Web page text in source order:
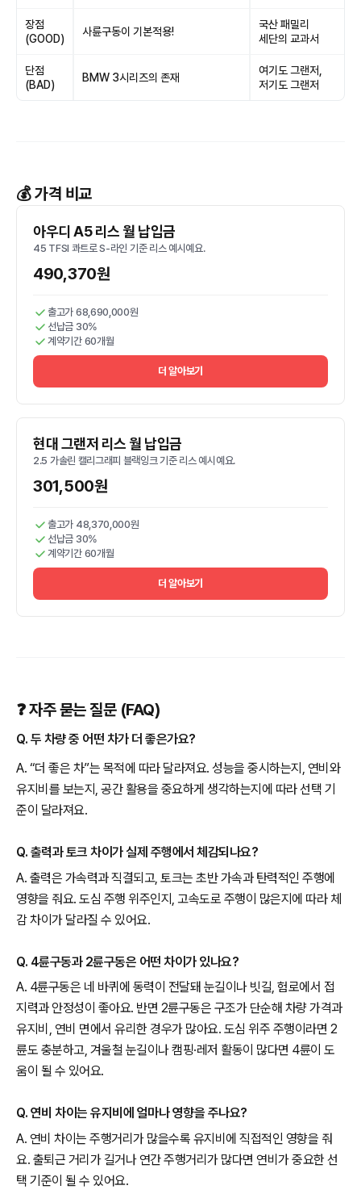
장점
(GOOD)
사륜구동이 기본적용!
국산 패밀리
세단의 교과서
단점
(BAD)
BMW 3시리즈의 존재
여기도 그랜저,
저기도 그랜저
💰 가격 비교
아우디 A5 리스 월 납입금
45 TFSI 콰트로 S-라인 기준 리스 예시예요.
490,370원
출고가 68,690,000원
선납금 30%
계약기간 60개월
더 알아보기
현대 그랜저 리스 월 납입금
2.5 가솔린 캘리그래피 블랙잉크 기준 리스 예시예요.
301,500원
출고가 48,370,000원
선납금 30%
계약기간 60개월
더 알아보기
❓ 자주 묻는 질문 (FAQ)
Q. 두 차량 중 어떤 차가 더 좋은가요?
A. “더 좋은 차”는 목적에 따라 달라져요. 성능을 중시하는지, 연비와
유지비를 보는지, 공간 활용을 중요하게 생각하는지에 따라 선택 기
준이 달라져요.
Q. 출력과 토크 차이가 실제 주행에서 체감되나요?
A. 출력은 가속력과 직결되고, 토크는 초반 가속과 탄력적인 주행에
영향을 줘요. 도심 주행 위주인지, 고속도로 주행이 많은지에 따라 체
감 차이가 달라질 수 있어요.
Q. 4륜구동과 2륜구동은 어떤 차이가 있나요?
A. 4륜구동은 네 바퀴에 동력이 전달돼 눈길이나 빗길, 험로에서 접
지력과 안정성이 좋아요. 반면 2륜구동은 구조가 단순해 차량 가격과
유지비, 연비 면에서 유리한 경우가 많아요. 도심 위주 주행이라면 2
륜도 충분하고, 겨울철 눈길이나 캠핑·레저 활동이 많다면 4륜이 도
움이 될 수 있어요.
Q. 연비 차이는 유지비에 얼마나 영향을 주나요?
A. 연비 차이는 주행거리가 많을수록 유지비에 직접적인 영향을 줘
요. 출퇴근 거리가 길거나 연간 주행거리가 많다면 연비가 중요한 선
택 기준이 될 수 있어요.